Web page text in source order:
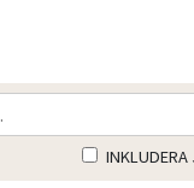
INKLUDERA